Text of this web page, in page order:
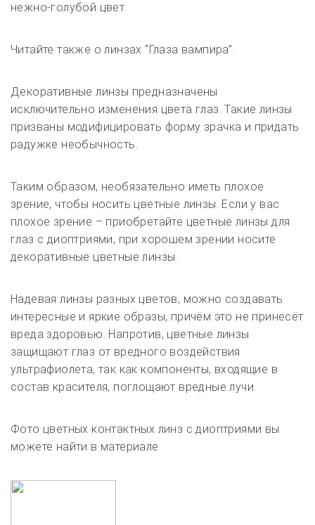
нежно-голубой цвет.
Читайте также о линзах “Глаза вампира”.
Декоративные линзы предназначены
исключительно изменения цвета глаз. Такие линзы
призваны модифицировать форму зрачка и придать
радужке необычность.
Таким образом, необязательно иметь плохое
зрение, чтобы носить цветные линзы. Если у вас
плохое зрение – приобретайте цветные линзы для
глаз с диоптриями, при хорошем зрении носите
декоративные цветные линзы.
Надевая линзы разных цветов, можно создавать
интересные и яркие образы, причём это не принесёт
вреда здоровью. Напротив, цветные линзы
защищают глаз от вредного воздействия
ультрафиолета, так как компоненты, входящие в
состав красителя, поглощают вредные лучи.
Фото цветных контактных линз с диоптриями вы
можете найти в материале.